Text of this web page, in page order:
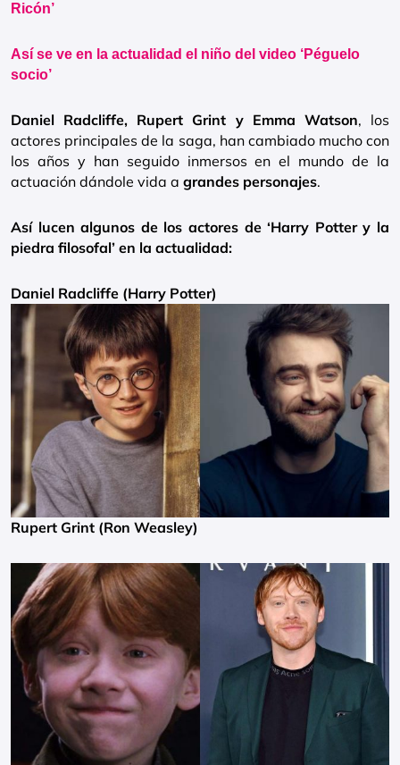
Ricón’
Así se ve en la actualidad el niño del video ‘Péguelo
socio’
Daniel Radcliffe, Rupert Grint y Emma Watson, los
actores principales de la saga, han cambiado mucho con
los años y han seguido inmersos en el mundo de la
actuación dándole vida a grandes personajes.
Así lucen algunos de los actores de ‘Harry Potter y la
piedra filosofal’ en la actualidad:
Daniel Radcliffe (Harry Potter)
Rupert Grint (Ron Weasley)